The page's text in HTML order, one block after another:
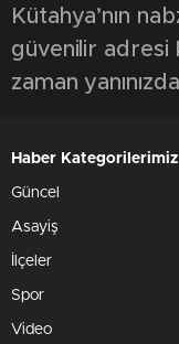
Kütahya’nın
güvenilir adresi
zaman
Haber Kategorilerimiz
Güncel
Asayiş
İlçeler
Spor
Video